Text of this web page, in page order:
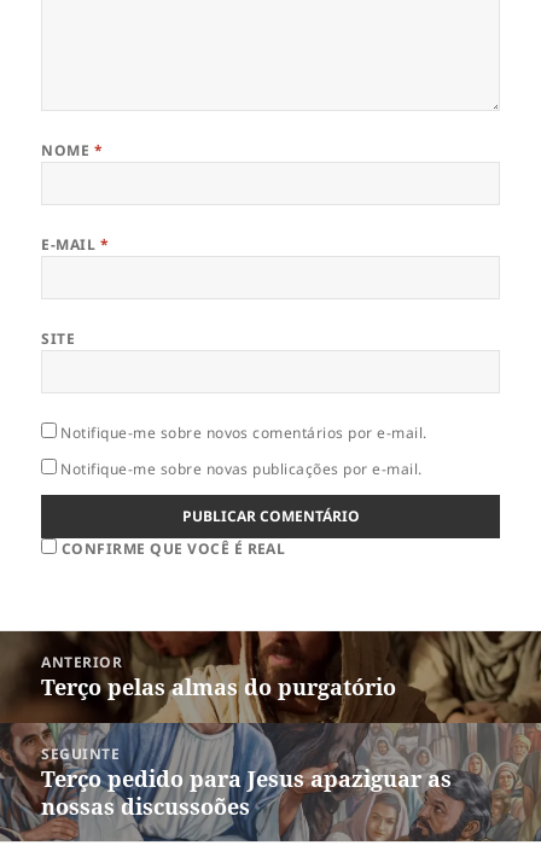
NOME *
E-MAIL *
SITE
Notifique-me sobre novos comentários por e-mail.
Notifique-me sobre novas publicações por e-mail.
CONFIRME QUE VOCÊ É REAL
Navegação
de
Post
ANTERIOR
Post
anterior:
Terço pelas almas do purgatório
SEGUINTE
Próximo
post:
Terço pedido para Jesus apaziguar as
nossas discussoões